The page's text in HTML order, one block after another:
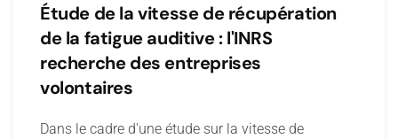
Étude de la vitesse de récupération
de la fatigue auditive : l'INRS
recherche des entreprises
volontaires
Dans le cadre d'une étude sur la vitesse de